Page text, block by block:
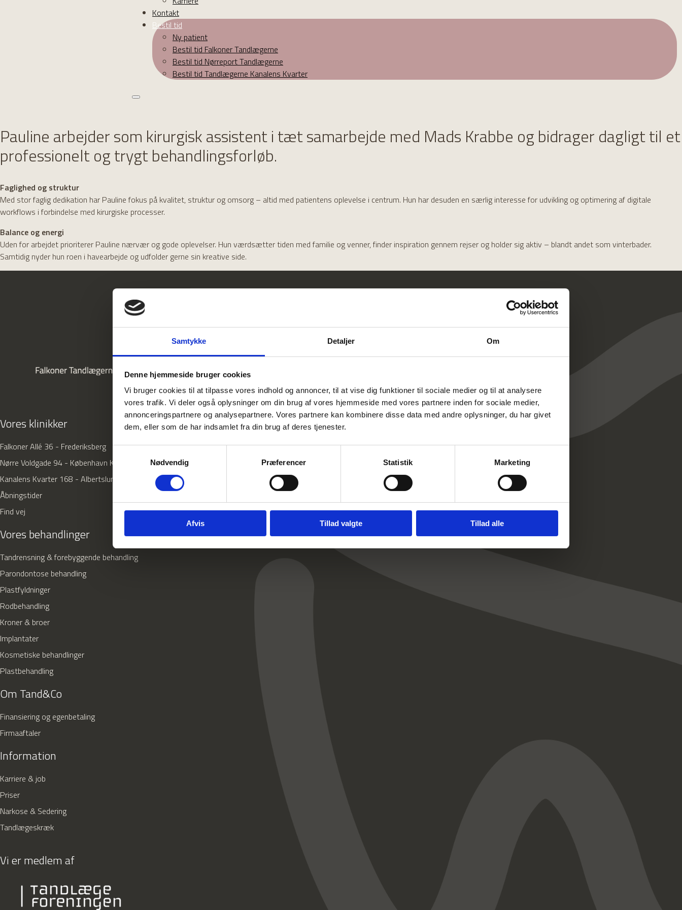
Samtykke Detaljer Om
Denne hjemmeside bruger cookies
Vi bruger cookies til at tilpasse vores indhold og annoncer, til at vise dig funktioner til sociale medier og til at analysere
vores trafik. Vi deler også oplysninger om din brug af vores hjemmeside med vores partnere inden for sociale medier,
annonceringspartnere og analysepartnere. Vores partnere kan kombinere disse data med andre oplysninger, du har givet
dem, eller som de har indsamlet fra din brug af deres tjenester.
Nødvendig
Præferencer Statistik Marketing
Afvis Tillad valgte Tillad alle
Kontakt
Bestil tid
Ny patient
Bestil tid Falkoner Tandlægerne
Bestil tid Nørreport Tandlægerne
Bestil tid Tandlægerne Kanalens Kvarter
Pauline arbejder som kirurgisk assistent i tæt samarbejde med Mads Krabbe og bidrager dagligt til et
professionelt og trygt behandlingsforløb.
Faglighed og struktur
Med stor faglig dedikation har Pauline fokus på kvalitet, struktur og omsorg – altid med patientens oplevelse i centrum. Hun har desuden en særlig interesse for udvikling og optimering af digitale
workflows i forbindelse med kirurgiske processer.
Balance og energi
Uden for arbejdet prioriterer Pauline nærvær og gode oplevelser. Hun værdsætter tiden med familie og venner, finder inspiration gennem rejser og holder sig aktiv – blandt andet som vinterbader.
Samtidig nyder hun roen i havearbejde og udfolder gerne sin kreative side.
Vores klinikker
Falkoner Allé 36 - Frederiksberg
Nørre Voldgade 94 - København K
Kanalens Kvarter 168 - Albertslund
Åbningstider
Find vej
Vores behandlinger
Tandrensning & forebyggende behandling
Parondontose behandling
Plastfyldninger
Rodbehandling
Kroner & broer
Implantater
Kosmetiske behandlinger
Plastbehandling
Om Tand&Co
Finansiering og egenbetaling
Firmaaftaler
Information
Karriere & job
Priser
Narkose & Sedering
Tandlægeskræk
Vi er medlem af